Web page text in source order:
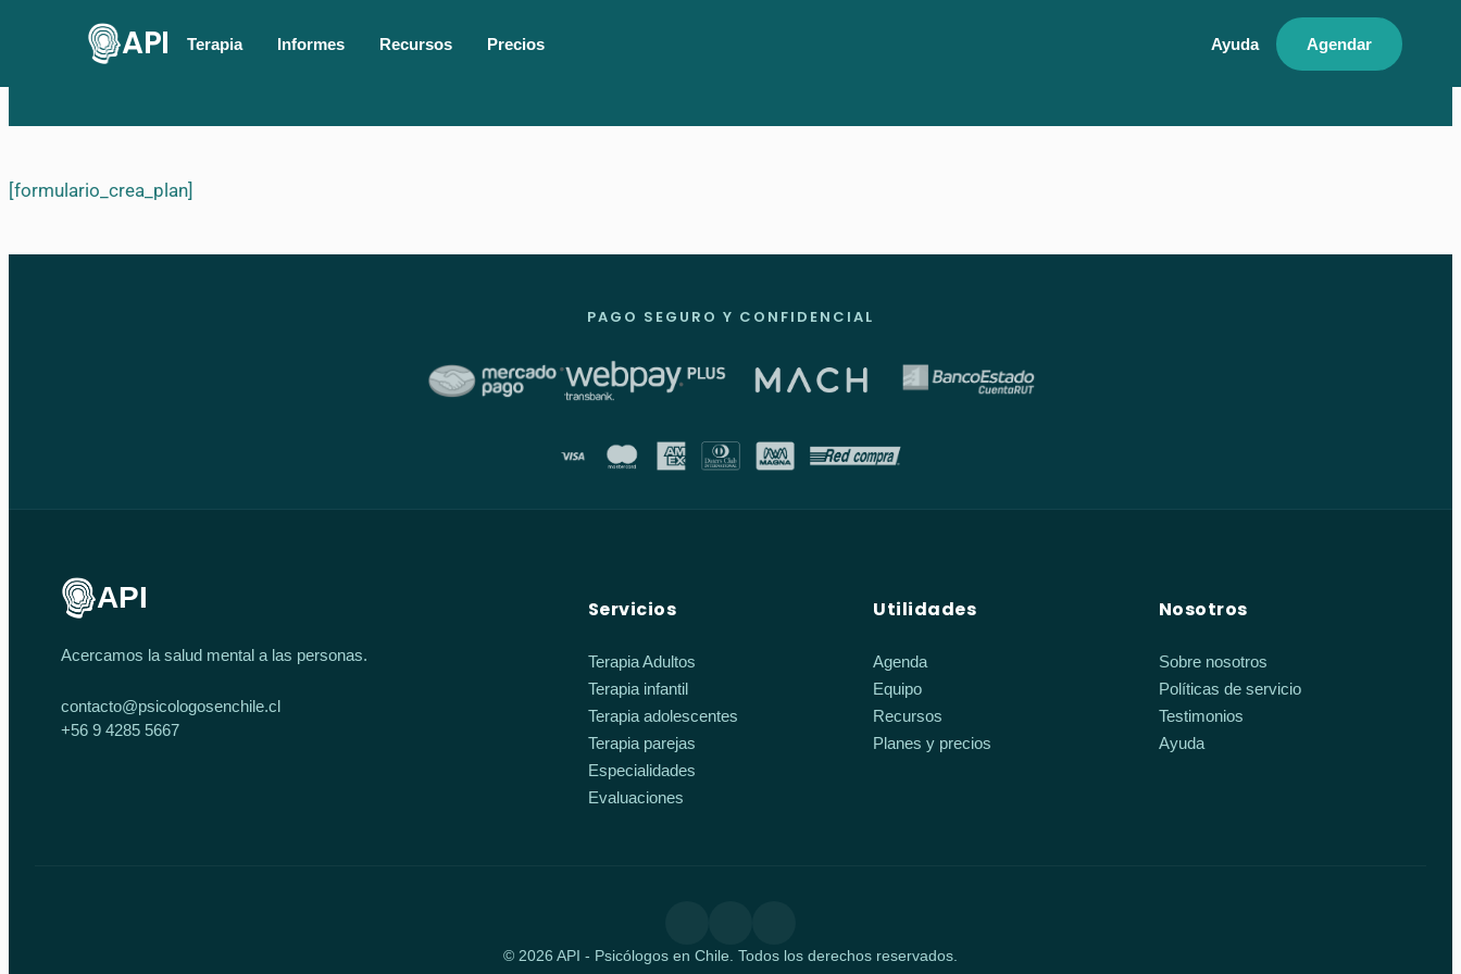
API Terapia Informes Recursos Precios Ayuda Agendar
[formulario_crea_plan]
PAGO SEGURO Y CONFIDENCIAL
API
Acercamos la salud mental a las personas.
contacto@psicologosenchile.cl
+56 9 4285 5667
Servicios
Terapia Adultos
Terapia infantil
Terapia adolescentes
Terapia parejas
Especialidades
Evaluaciones
Utilidades
Agenda
Equipo
Recursos
Planes y precios
Nosotros
Sobre nosotros
Políticas de servicio
Testimonios
Ayuda
© 2026 API - Psicólogos en Chile. Todos los derechos reservados.